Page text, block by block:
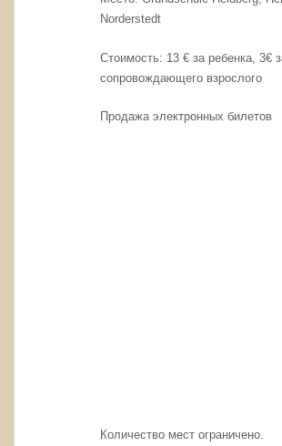
Norderstedt
Стоимость: 13 € за ребенка, 3€
сопровождающего взрослого
Продажа электронных билетов
Количество мест ограничено.